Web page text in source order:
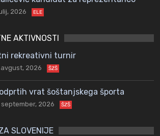
2026 ELE
AKTIVNOSTI
rekreativni turnir
avgust, 2026 ŠZŠ
vrat šoštanjskega športa
september, 2026 ŠZŠ
SLOVENIJE